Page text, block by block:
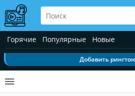
Горячие Популярные Новые
Добавить рингтон